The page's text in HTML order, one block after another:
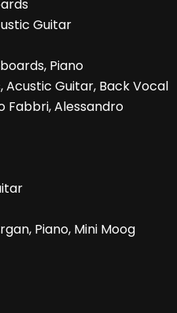
Guitar
Piano
Guitar, Back Vocal
Fabbri, Alessandro
Piano, Mini Moog